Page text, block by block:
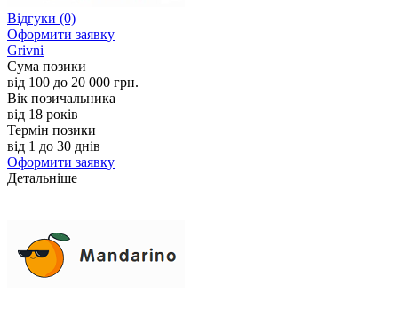
Відгуки (0)
Оформити заявку
Grivni
Сума позики
від 100 до 20 000 грн.
Вік позичальника
від 18 років
Термін позики
від 1 до 30 днів
Оформити заявку
Детальніше